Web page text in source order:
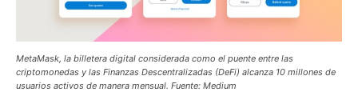
MetaMask, la billetera digital considerada como el puente entre las
criptomonedas y las Finanzas Descentralizadas (DeFi) alcanza 10 millones de
usuarios activos de manera mensual. Fuente: Medium